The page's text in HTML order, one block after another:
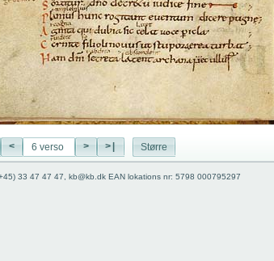
< > >| Større
33 47 47 47, kb@kb.dk EAN lokations nr: 5798 000795297